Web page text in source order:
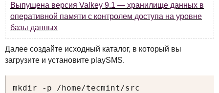
Выпущена версия Valkey 9.1 — хранилище данных в
оперативной памяти с контролем доступа на уровне
базы данных
Далее создайте исходный каталог, в который вы
загрузите и установите playSMS.
mkdir -p /home/tecmint/src